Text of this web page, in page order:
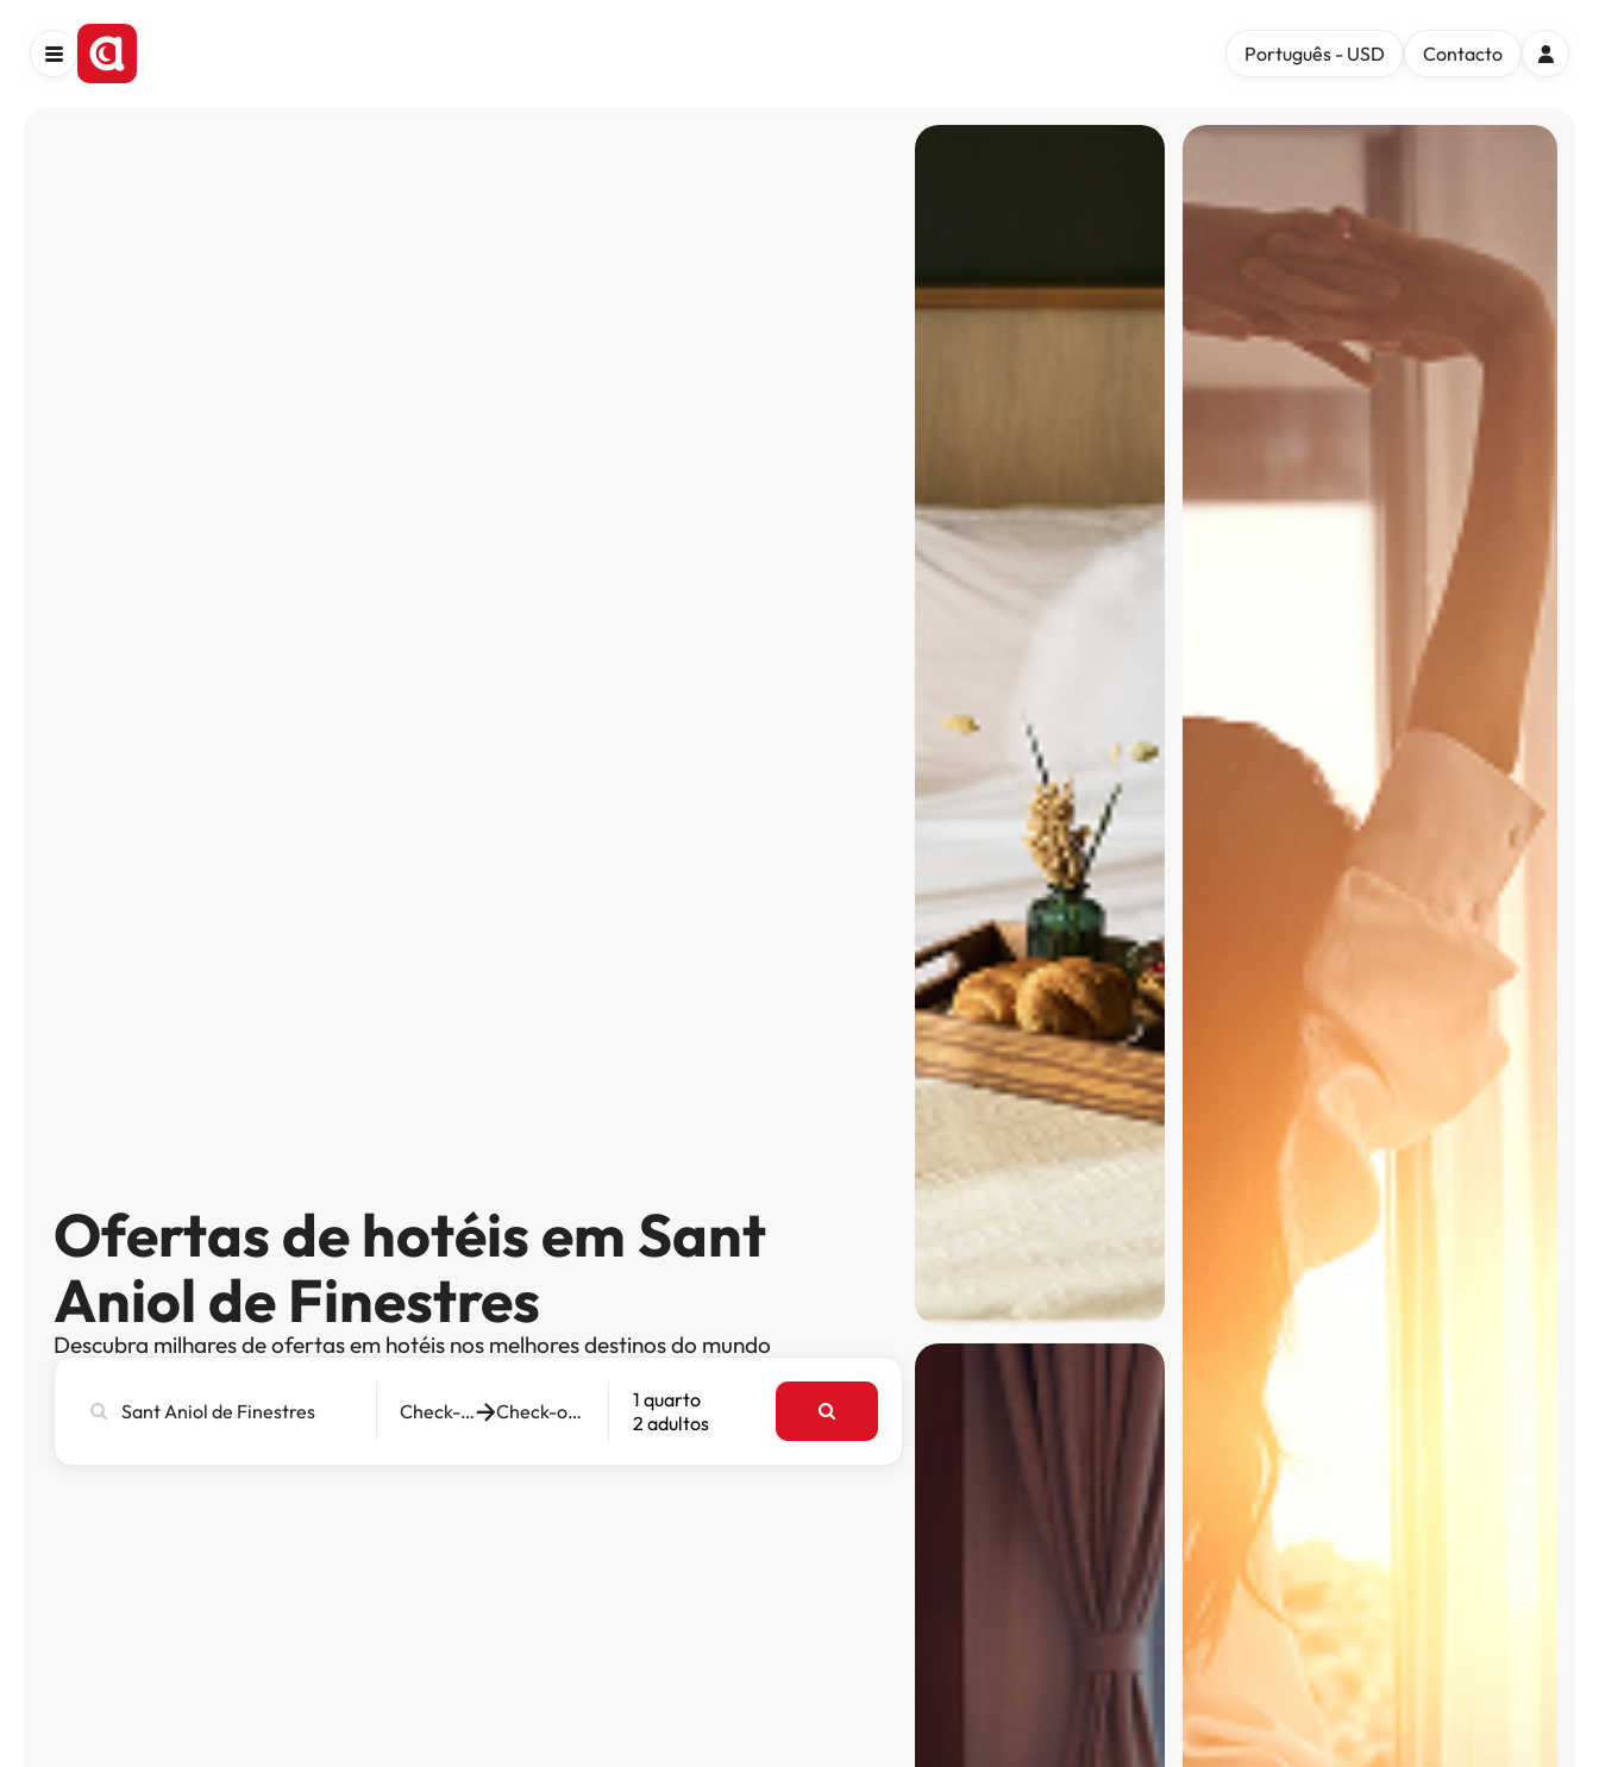
Português - USD Contacto
Ofertas de hotéis em Sant
Aniol de Finestres
Descubra milhares de ofertas em hotéis nos melhores destinos do mundo
cidade,
Check-in Check-out
1 quarto
2 adultos